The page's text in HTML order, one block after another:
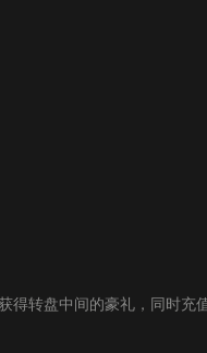
得转盘中间的豪礼，同时充